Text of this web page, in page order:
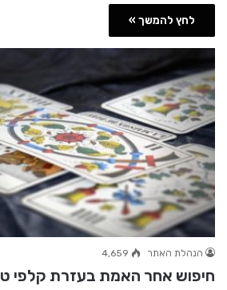
לחץ להמשך »
הנהלת האתר 4,659
חיפוש אחר האמת בעזרת קלפי